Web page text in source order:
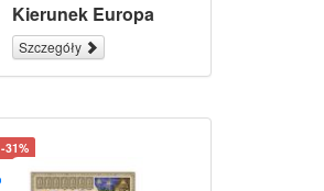
Kierunek Europa
Szczegóły
-31%